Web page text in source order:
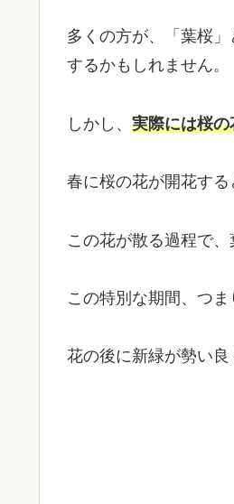
多くの方が、「葉桜
するかもしれません。
しかし、 実際には桜
春に桜の花が開花する
この花が散る過程で
この特別な期間、つ
花の後に新緑が勢い良